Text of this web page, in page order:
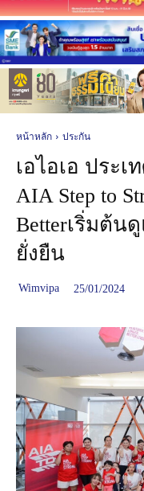
หน้าหลัก ประกัน
เอไอเอ ประ
AIA Step to
Betterเริ่มต้น
ยั่งยืน
Wimvipa 25/01/2024